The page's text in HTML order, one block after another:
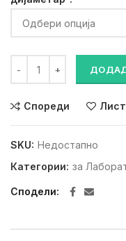
Спореди
SKU: Недостапно
Категории: за
Сподели